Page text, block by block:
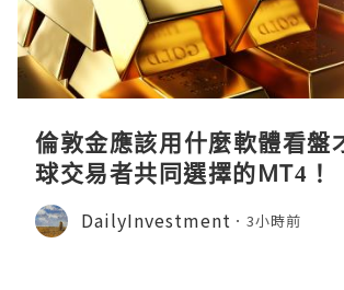
倫敦金應該用什麼軟體看盤
球交易者共同選擇的MT4！
DailyInvestment 3小時前